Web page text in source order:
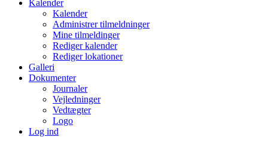
Kalender
Kalender
Administrer tilmeldninger
Mine tilmeldinger
Rediger kalender
Rediger lokationer
Galleri
Dokumenter
Journaler
Vejledninger
Vedtægter
Logo
Log ind